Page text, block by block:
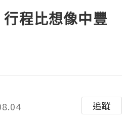
程比想像中豐
追蹤